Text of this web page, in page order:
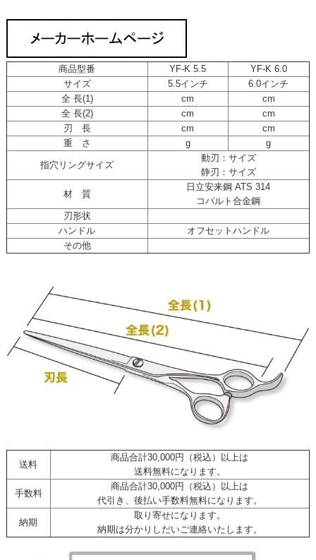
商品型番 YF-K 5.5
YF-K 6.0
サイズ
5.5インチ
6.0インチ
全 長(1)
cm
cm
全 長(2)
cm
cm
刃 長
cm
cm
重 さ
g g
指穴リングサイズ
動刃：サイズ
静刃：サイズ
材 質
日立安来鋼 ATS 314
コバルト合金鋼
刃形状
ハンドル
オフセットハンドル
その他
送料
商品合計30,000円（税込）以上は
送料無料になります。
手数料
商品合計30,000円（税込）以上は
代引き、後払い手数料無料になります。
納期
取り寄せになります。
納期は分かりしだいご連絡いたします。